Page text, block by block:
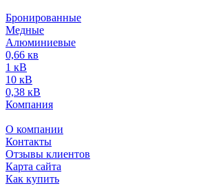
Бронированные
Медные
Алюминиевые
0,66 кв
1 кВ
10 кВ
0,38 кВ
Компания
О компании
Контакты
Отзывы клиентов
Карта сайта
Как купить